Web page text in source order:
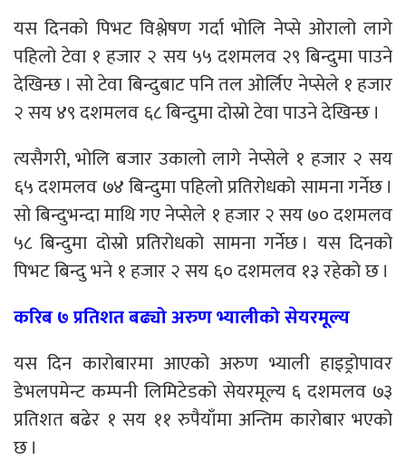
यस दिनको पिभट विश्लेषण गर्दा भोलि नेप्से ओरालो लागे
पहिलो टेवा १ हजार २ सय ५५ दशमलव २९ बिन्दुमा पाउने
देखिन्छ । सो टेवा बिन्दुबाट पनि तल ओर्लिए नेप्सेले १ हजार
२ सय ४९ दशमलव ६८ बिन्दुमा दोस्रो टेवा पाउने देखिन्छ ।
त्यसैगरी, भोलि बजार उकालो लागे नेप्सेले १ हजार २ सय
६५ दशमलव ७४ बिन्दुमा पहिलो प्रतिरोधको सामना गर्नेछ ।
सो बिन्दुभन्दा माथि गए नेप्सेले १ हजार २ सय ७० दशमलव
५८ बिन्दुमा दोस्रो प्रतिरोधको सामना गर्नेछ । यस दिनको
पिभट बिन्दु भने १ हजार २ सय ६० दशमलव १३ रहेको छ ।
करिब ७ प्रतिशत बढ्यो अरुण भ्यालीको सेयरमूल्य
यस दिन कारोबारमा आएको अरुण भ्याली हाइड्रोपावर
डेभलपमेन्ट कम्पनी लिमिटेडको सेयरमूल्य ६ दशमलव ७३
प्रतिशत बढेर १ सय ११ रुपैयाँमा अन्तिम कारोबार भएको
छ ।